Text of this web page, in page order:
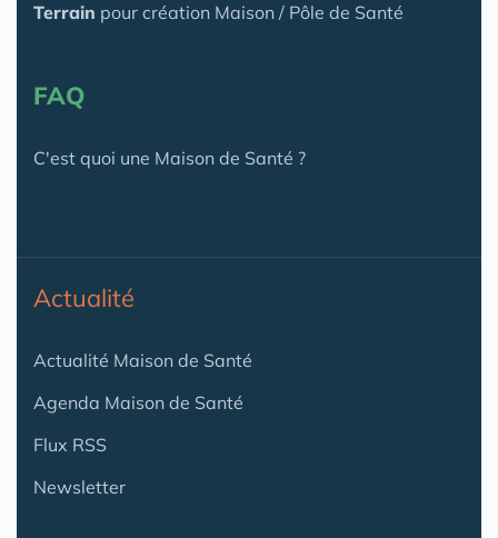
Terrain pour création Maison / Pôle de Santé
FAQ
C'est quoi une Maison de Santé ?
Actualité
Actualité Maison de Santé
Agenda Maison de Santé
Flux RSS
Newsletter